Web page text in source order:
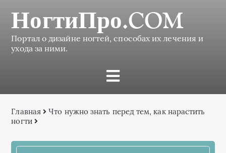
НогтиПро.COM
Портал о дизайне ногтей, способах их лечения и
ухода за ними.
Главная
Что нужно знать перед тем, как нарастить
ногти